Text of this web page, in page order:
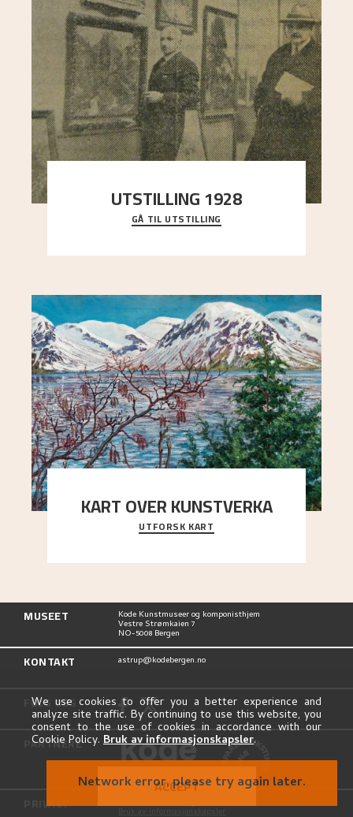
UTSTILLING 1928
Då Astrup døydde i 1928, tok vennene Moritz
Kaland og Simon Thorbjørnsen initiativ til å
GÅ TIL UTSTILLING
KART OVER KUNSTVERKA
Utforsk stedene og utsiktene i Astrups malerier
UTFORSK KART
MUSEET Kode Kunstmuseer og komponisthjem
Vestre Strømkaien 7
NO-5008 Bergen
KONTAKT astrup@kodebergen.no
FØLG OSS
PARTNERE
PRIVACY Personvernerklæring
We use cookies to offer you a better experience and
analyze site traffic. By continuing to use this website, you
consent to the use of cookies in accordance with our
Cookie Policy. Bruk av informasjonskapsler.
ACCEPT
Network error, please try again later.